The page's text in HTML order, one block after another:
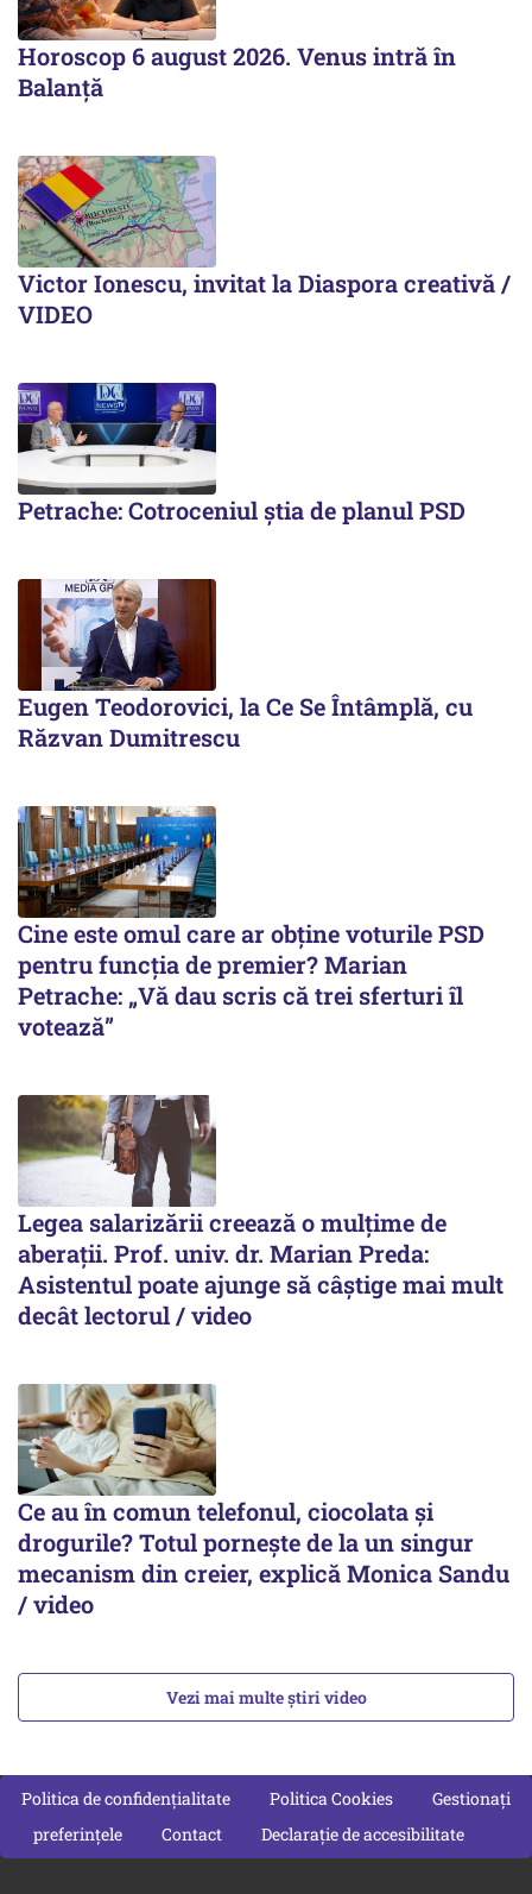
Horoscop 6 august 2026. Venus intră în
Balanță
Victor Ionescu, invitat la Diaspora creativă /
VIDEO
Petrache: Cotroceniul știa de planul PSD
Eugen Teodorovici, la Ce Se Întâmplă, cu
Răzvan Dumitrescu
Cine este omul care ar obține voturile PSD
pentru funcția de premier? Marian
Petrache: „Vă dau scris că trei sferturi îl
votează”
Legea salarizării creează o mulțime de
aberații. Prof. univ. dr. Marian Preda:
Asistentul poate ajunge să câștige mai mult
decât lectorul / video
Ce au în comun telefonul, ciocolata și
drogurile? Totul pornește de la un singur
mecanism din creier, explică Monica Sandu
/ video
Vezi mai multe știri video
Politica de confidențialitate Politica Cookies
Gestionați
preferințele
Contact Declarație de accesibilitate